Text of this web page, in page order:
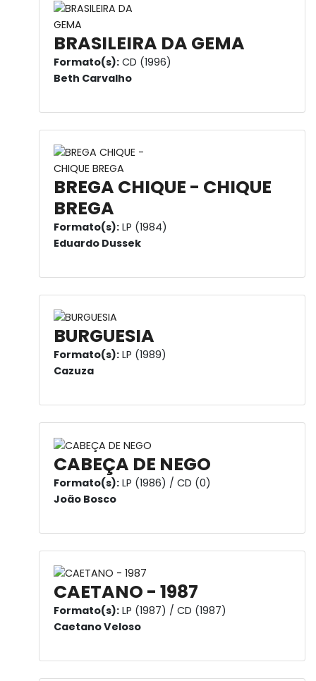
BRASILEIRA DA GEMA
Formato(s): CD (1996)
Beth Carvalho
BREGA CHIQUE - CHIQUE
BREGA
Formato(s): LP (1984)
Eduardo Dussek
BURGUESIA
Formato(s): LP (1989)
Cazuza
CABEÇA DE NEGO
Formato(s): LP (1986) / CD (0)
João Bosco
CAETANO - 1987
Formato(s): LP (1987) / CD (1987)
Caetano Veloso